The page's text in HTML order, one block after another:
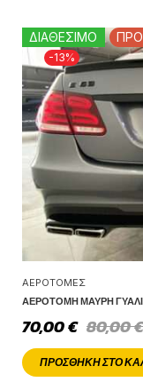
-13%
ΔΙΑΘΕΣΙΜΟ
ΑΕΡΟΤΟΜΈΣ
ΑΕΡΟΤΟΜΉ ΜΑΎΡΗ
80,00€
70,00€
ΠΡΟΣΘΉΚΗ ΣΤΟ